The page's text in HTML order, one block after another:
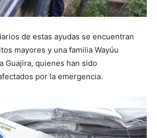
de estas ayudas se encuentran
mayores y una familia Wayúu
Guajira, quienes han sido
por la emergencia.